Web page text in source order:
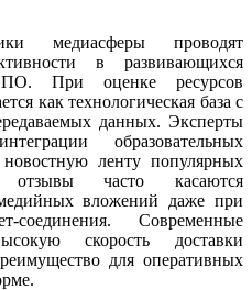
медиасферы проводят
в развивающихся
ПО. При оценке ресурсов
как технологическая база с
данных. Эксперты
образовательных
ленту популярных
отзывы часто касаются
вложений даже при
соединения. Современные
скорость доставки
для оперативных